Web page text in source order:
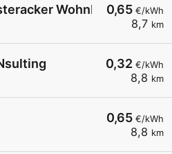
0,65 €/kWh
8,7 km
Wohnbau
0,32 €/kWh
8,8 km
0,65 €/kWh
8,8 km